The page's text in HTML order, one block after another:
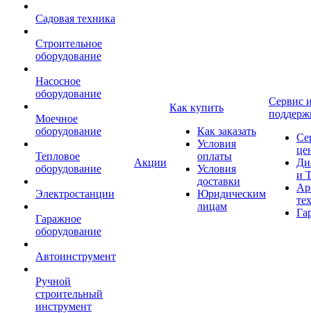
Садовая техника
Строительное
оборудование
Насосное
оборудование
Моечное
оборудование
Тепловое
оборудование
Электростанции
Гаражное
оборудование
Автоинструмент
Ручной
строительный
инструмент
Акции
Как купить
Как заказать
Условия
оплаты
Условия
доставки
Юридическим
лицам
Сервис
и